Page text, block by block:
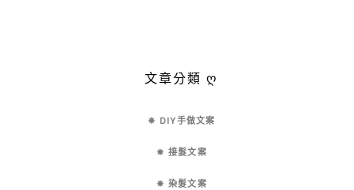
文章分類 ღ
✵ DIY手做文案
✵ 接髮文案
✵ 染髮文案